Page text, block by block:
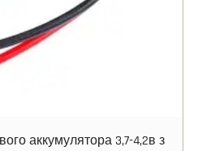
аккумулятора 3,7-4,2в з